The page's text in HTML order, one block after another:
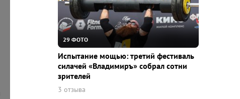
29 ФОТО
Испытание мощью: третий фестиваль
силачей «Владимиръ» собрал сотни
зрителей
3 отзыва